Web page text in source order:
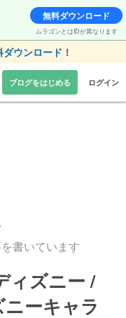
無料ダウンロード
ムラゴンとはIDが異なります
ウンロード！
ブログをはじめる ログイン
書いています
ィズニー /
ーキャラ